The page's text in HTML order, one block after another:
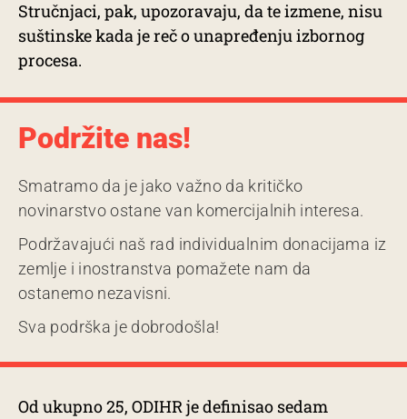
Stručnjaci, pak, upozoravaju, da te izmene, nisu
suštinske kada je reč o unapređenju izbornog
procesa.
Podržite nas!
Smatramo da je jako važno da kritičko
novinarstvo ostane van komercijalnih interesa.
Podržavajući naš rad individualnim donacijama iz
zemlje i inostranstva pomažete nam da
ostanemo nezavisni.
Sva podrška je dobrodošla!
Od ukupno 25, ODIHR je definisao sedam